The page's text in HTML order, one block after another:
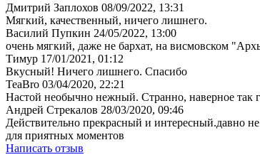
Дмитрий Заплохов 08/09/2022, 13:31
Мягкий, качественный, ничего лишнего.
Василий Пупкин 24/05/2022, 13:00
очень мягкий, даже не бархат, на висмовском
Тимур 17/01/2021, 01:12
Вкусный! Ничего лишнего. Спасибо
TeaBro 03/04/2020, 22:21
Настой необычно нежный. Странно, наверное так
Андрей Стрекалов 28/03/2020, 09:46
Действительно прекрасный и интересный.давно
для приятных моментов
Написать отзыв